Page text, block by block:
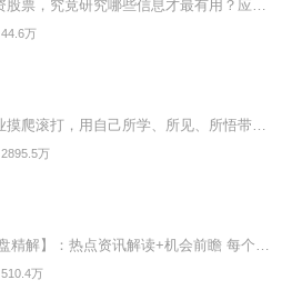
44.6万
2895.5万
510.4万